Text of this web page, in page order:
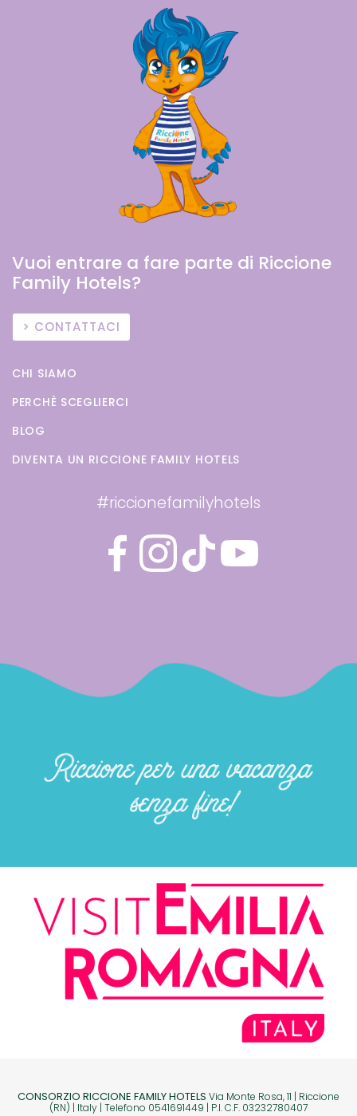
Vuoi entrare a fare parte di Riccione
Family Hotels?
CONTATTACI
CHI SIAMO
PERCHÈ SCEGLIERCI
BLOG
DIVENTA UN RICCIONE FAMILY HOTELS
#riccionefamilyhotels
CONSORZIO RICCIONE FAMILY HOTELS Via Monte Rosa, 11 | Riccione
(RN) | Italy | Telefono 0541691449 | P.I. C.F. 03232780407